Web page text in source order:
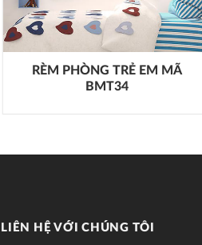
RÈM PHÒNG TRẺ EM MÃ
BMT34
LIÊN HỆ VỚI CHÚNG TÔI